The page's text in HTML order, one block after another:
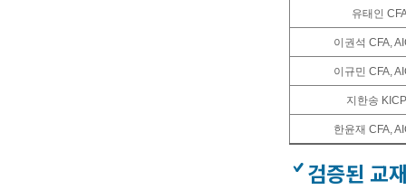
유태인
이권석 CFA,
이규민 CFA,
지한송
한윤재 CFA,
검증된